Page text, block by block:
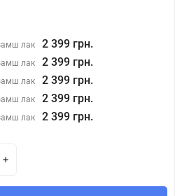
лак 2 399 грн.
лак 2 399 грн.
лак 2 399 грн.
лак 2 399 грн.
лак 2 399 грн.